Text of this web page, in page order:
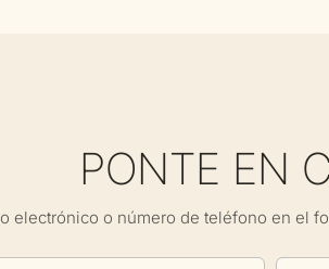
PONTE EN
electrónico o número de teléfono en el